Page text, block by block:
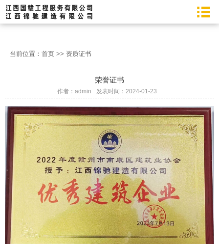
当前位置： 首页 >> 资质证书
荣誉证书
作者：admin 发表时间：2024-01-23